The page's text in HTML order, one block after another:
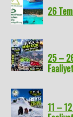
26
25 –
11 –